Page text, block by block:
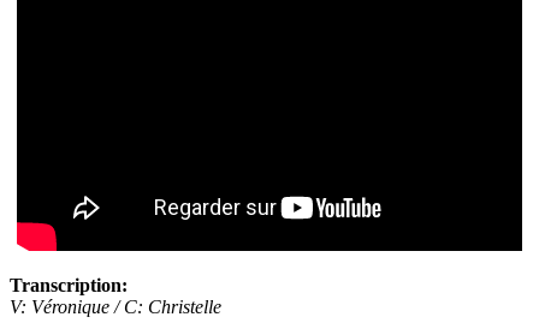
Transcription:
V: Véronique / C: Christelle